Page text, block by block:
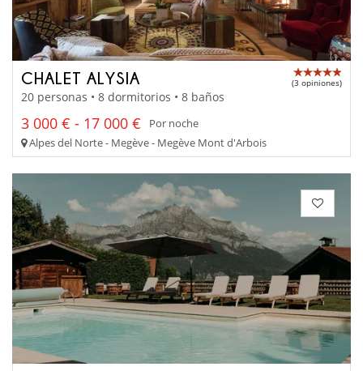
CHALET ALYSIA (3 opiniones)
20 personas • 8 dormitorios • 8 baños
3 000 € - 17 000 €
Por noche
Alpes del Norte - Megève - Megève Mont d'Arbois